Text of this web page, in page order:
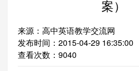
案）
来源：高中英语教学交流网
发布时间：2015-04-29 16:35:00
查看次数： 9040